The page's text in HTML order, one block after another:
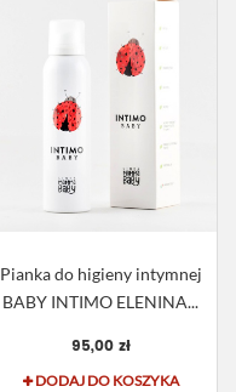
Pianka do higieny intymnej
BABY INTIMO ELENINA...
95,00 zł
DODAJ DO KOSZYKA